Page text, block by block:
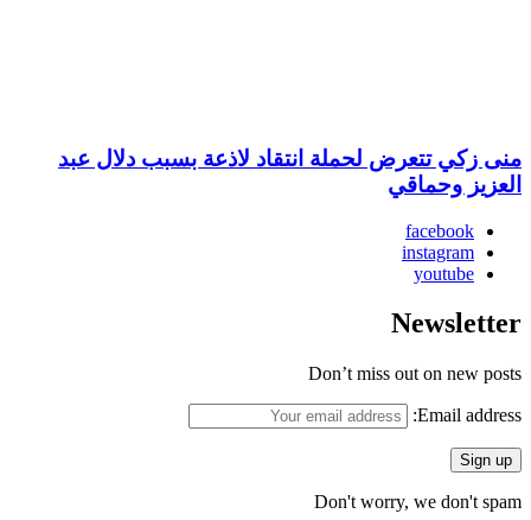
منى زكي تتعرض لحملة انتقاد لاذعة بسبب دلال عبد
العزيز وحماقي
facebook
instagram
youtube
Newsletter
Don’t miss out on new posts
Email address:
Don't worry, we don't spam